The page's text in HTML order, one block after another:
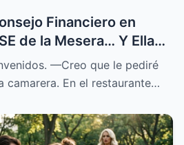
Financiero en
de la Mesera… Y Ella
—Creo que le pediré
camarera. En el restaurante…